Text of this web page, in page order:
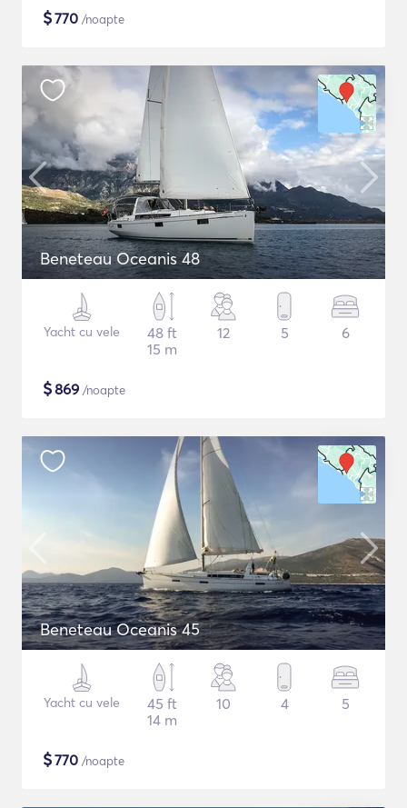
$770 /noapte
Beneteau Oceanis 48
Yacht cu vele
48 ft
15 m
12 5 6
$869 /noapte
Beneteau Oceanis 45
Yacht cu vele
45 ft
14 m
10 4 5
$770 /noapte